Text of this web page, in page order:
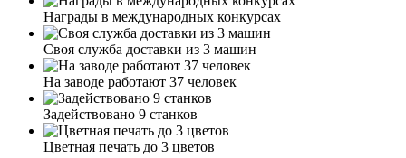
Награды в международных конкурсах
Своя служба доставки из 3 машин
На заводе работают 37 человек
Задействовано 9 станков
Цветная печать до 3 цветов